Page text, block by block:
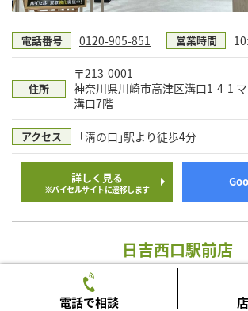
電話番号 0120-905-851 営業時間
住所
〒213-0001
神奈川県川崎市高津区溝口1-4-1
溝口7階
アクセス ｢溝の口｣駅より徒歩4分
詳しく見る
※バイセルサイトに遷移します
日吉西口駅前店
※旧 買取むすび
電話で相談